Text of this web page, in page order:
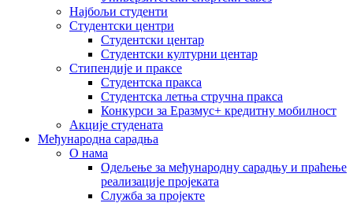
Најбољи студенти
Студентски центри
Студентски центар
Студентски културни центар
Стипендије и праксе
Студентска пракса
Студентска летња стручна пракса
Конкурси за Еразмус+ кредитну мобилност
Акције студената
Међународна сарадња
О нама
Одељење за међународну сарадњу и праћење
реализације пројеката
Служба за пројекте